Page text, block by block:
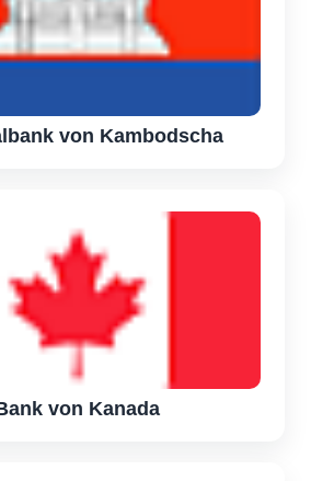
von Kambodscha
von Kanada